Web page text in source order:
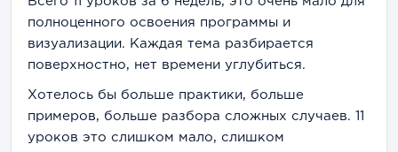
полноценного освоения программы и
визуализации. Каждая тема разбирается
поверхностно, нет времени углубиться.
Хотелось бы больше практики, больше
примеров, больше разбора сложных случаев. 11
уроков это слишком мало, слишком